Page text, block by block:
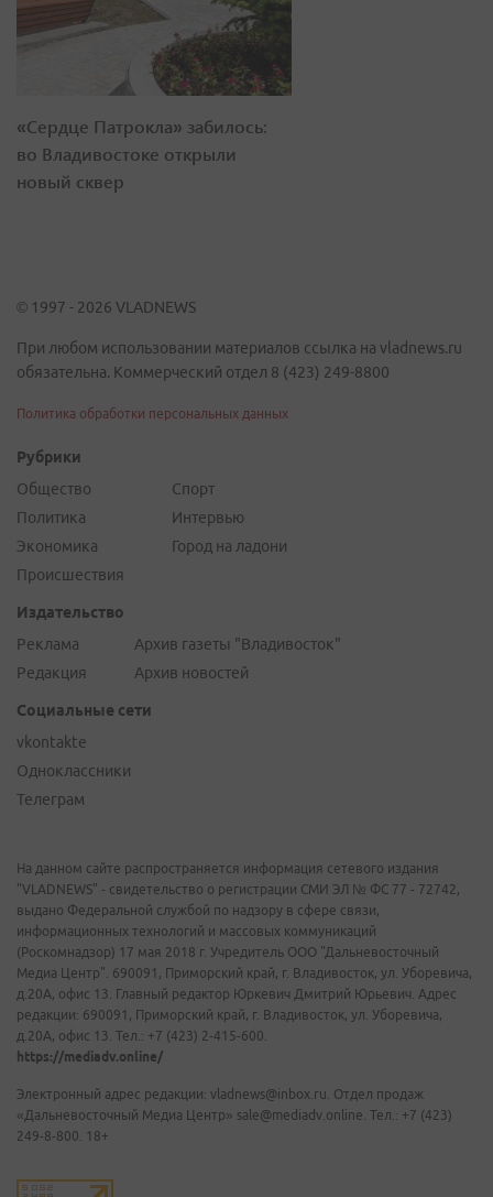
«Сердце Патрокла» забилось:
во Владивостоке открыли
новый сквер
© 1997 - 2026 VLADNEWS
При любом использовании материалов ссылка на vladnews.ru
обязательна. Коммерческий отдел 8 (423) 249-8800
Политика обработки персональных данных
Рубрики
Общество
Политика
Экономика
Происшествия
Спорт
Интервью
Город на ладони
Издательство
Реклама
Редакция
Архив газеты "Владивосток"
Архив новостей
Социальные сети
vkontakte
Одноклассники
Телеграм
На данном сайте распространяется информация сетевого издания
"VLADNEWS" - свидетельство о регистрации СМИ ЭЛ № ФС 77 - 72742,
выдано Федеральной службой по надзору в сфере связи,
информационных технологий и массовых коммуникаций
(Роскомнадзор) 17 мая 2018 г. Учредитель ООО "Дальневосточный
Медиа Центр". 690091, Приморский край, г. Владивосток, ул. Уборевича,
д.20А, офис 13. Главный редактор Юркевич Дмитрий Юрьевич. Адрес
редакции: 690091, Приморский край, г. Владивосток, ул. Уборевича,
д.20А, офис 13. Тел.: +7 (423) 2-415-600.
https://mediadv.online/
Электронный адрес редакции: vladnews@inbox.ru. Отдел продаж
«Дальневосточный Медиа Центр» sale@mediadv.online. Тел.: +7 (423)
249-8-800. 18+